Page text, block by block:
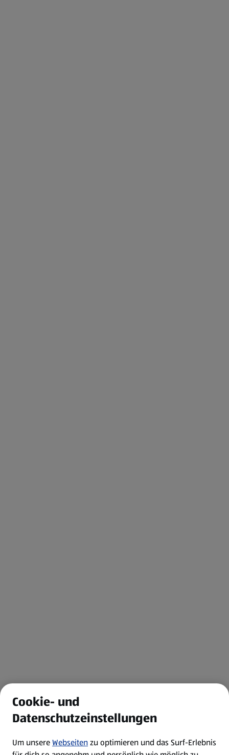
Cookie- und
Datenschutzeinstellungen
Um unsereWebseitenzu optimieren und das Surf-Erlebnis